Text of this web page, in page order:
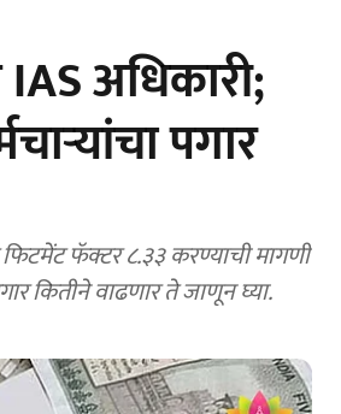
अधिकारी;
पगार
फॅक्टर ८.३३ करण्याची मागणी
कितीने वाढणार ते जाणून घ्या.